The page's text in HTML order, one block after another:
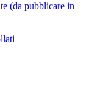
(da pubblicare in